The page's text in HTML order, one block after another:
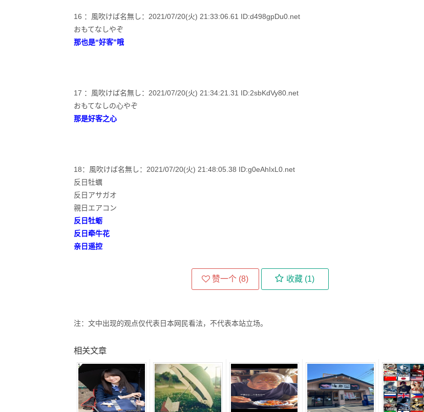
16 ：風吹けば名無し：2021/07/20(火) 21:33:06.61 ID:d498gpDu0.net
おもてなしやぞ
那也是“好客”哦
17 ：風吹けば名無し：2021/07/20(火) 21:34:21.31 ID:2sbKdVy80.net
おもてなしの心やぞ
那是好客之心
18：風吹けば名無し：2021/07/20(火) 21:48:05.38 ID:g0eAhIxL0.net
反日牡蠣
反日アサガオ
親日エアコン
反日牡蛎
反日牵牛花
亲日遥控
赞一个 (8) 收藏 (1)
注：文中出现的观点仅代表日本网民看法，不代表本站立场。
相关文章